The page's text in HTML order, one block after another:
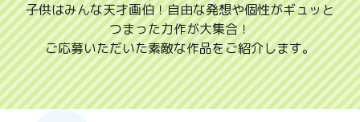
子供はみんな天才画伯！自由な発想や個性がギュッと
つまった力作が大集合！
ご応募いただいた素敵な作品をご紹介します。